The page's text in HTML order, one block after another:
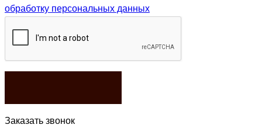
обработку персональных данных
Заказать звонок